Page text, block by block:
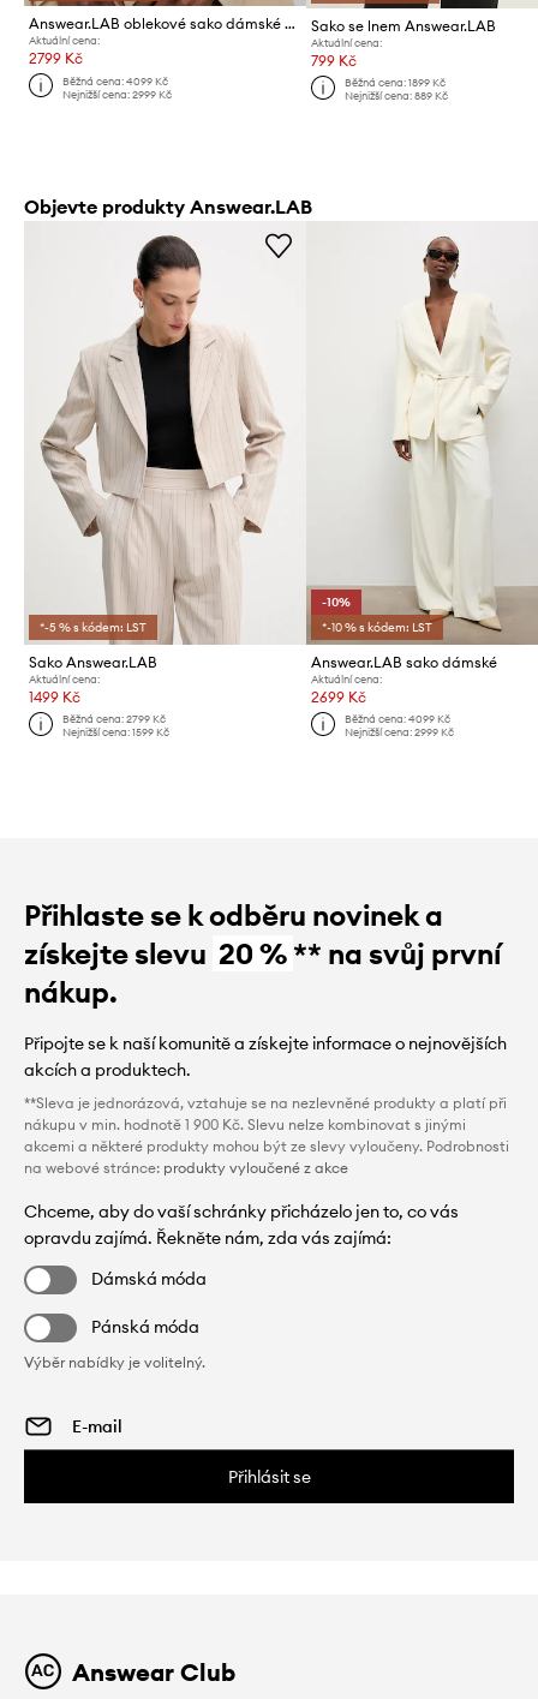
Answear.LAB oblekové sako dámské s viskózou
Aktuální cena:
2799 Kč
Běžná cena:4099 Kč
Nejnižší cena:2999 Kč
Sako se lnem Answear.LAB
Aktuální cena:
799 Kč
Běžná cena: 1899 Kč
Nejnižší cena: 889 Kč
Objevte produkty Answear.LAB
*-5 % s kódem: LST
Sako Answear.LAB
Aktuální cena:
1499 Kč
Běžná cena:2799 Kč
Nejnižší cena:1599 Kč
-10%
*-10 % s kódem: LST
Answear.LAB sako dámské
Aktuální cena:
2699 Kč
Běžná cena: 4099 Kč
Nejnižší cena: 2999 Kč
Přihlaste se k odběru novinek a
získejte slevu 20 %** na svůj první
nákup.
Připojte se k naší komunitě a získejte informace o nejnovějších
akcích a produktech.
**Sleva je jednorázová, vztahuje se na nezlevněné produkty a platí při
nákupu v min. hodnotě 1 900 Kč. Slevu nelze kombinovat s jinými
akcemi a některé produkty mohou být ze slevy vyloučeny. Podrobnosti
na webové stránce: produkty vyloučené z akce
Chceme, aby do vaší schránky přicházelo jen to, co vás
opravdu zajímá. Řekněte nám, zda vás zajímá:
Dámská móda
Pánská móda
Výběr nabídky je volitelný.
Přihlásit se
Answear Club